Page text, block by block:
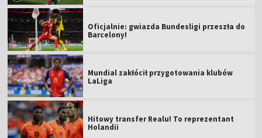
Oficjalnie: gwiazda Bundesligi przeszła do
Barcelony!
Mundial zakłócił przygotowania klubów
LaLiga
Hitowy transfer Realu! To reprezentant
Holandii